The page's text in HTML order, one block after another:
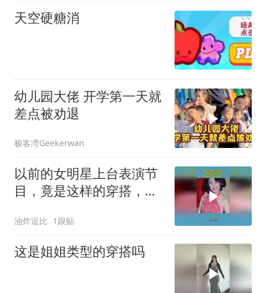
天空硬糖消
幼儿园大佬 开学第一天就
差点被劝退
极客湾Geekerwan
以前的女明星上台表演节
目，竟是这样的穿搭，原
油炸逗比 1跟贴
这是姐姐类型的穿搭吗